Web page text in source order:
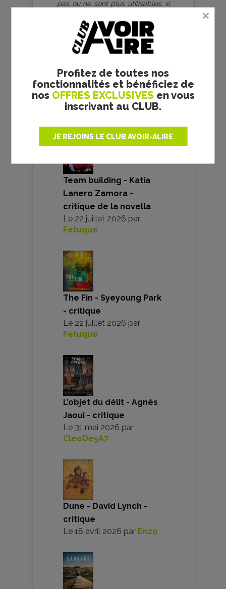
Profitez de toutes nos
fonctionnalités et bénéficiez de
nos OFFRES EXCLUSIVES en vous
inscrivant au CLUB.
JE REJOINS LE CLUB AVOIR-ALIRE
pas ou ne sont plus utilisables, si
ou ajoutés. Nous nous engageons
à retirer toutes photos litigieuses.
Merci pour votre compréhension.
VOS AVIS
Team building - Katia
Lanero Zamora -
critique de la novella
Le 22 juillet 2026 par
Fetuque
The Fin - Syeyoung Park
- critique
Le 22 juillet 2026 par
Fetuque
L’objet du délit - Agnès
Jaoui - critique
Le 31 mai 2026 par
CleoDe5A7
Dune - David Lynch -
critique
Le 18 avril 2026 par Enzo